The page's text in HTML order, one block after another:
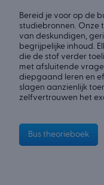
Bereid je voor op de
studiebronnen. Onze
van deskundigen,
begrijpelijke inhoud.
die de stof verder
met afsluitende
diepgaand leren en
slagen aanzienlijk
zelfvertrouwen het
Bus theorieboek